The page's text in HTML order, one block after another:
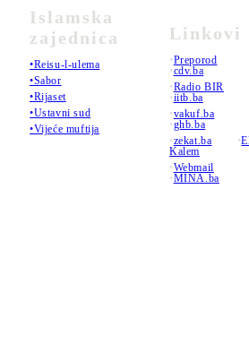
Islamska
zajednica
•Reisu-l-ulema
•Sabor
•Rijaset
•Ustavni sud
•Vijeće muftija
Linkovi
•Preporod
•cdv.ba
•Radio BIR
•iitb.ba
•vakuf.ba
•ghb.ba
•zekat.ba •
Kalem
•Webmail
•MINA.ba